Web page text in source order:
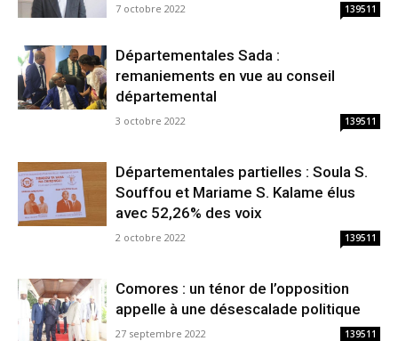
7 octobre 2022 139511
Départementales Sada :
remaniements en vue au conseil
départemental
3 octobre 2022 139511
Départementales partielles : Soula S.
Souffou et Mariame S. Kalame élus
avec 52,26% des voix
2 octobre 2022 139511
Comores : un ténor de l’opposition
appelle à une désescalade politique
27 septembre 2022 139511